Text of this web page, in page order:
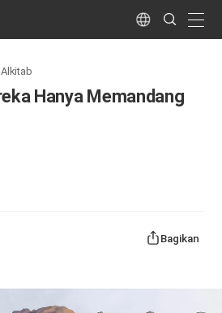
Language
Search
Submit
Hanya Memandang
Bagikan